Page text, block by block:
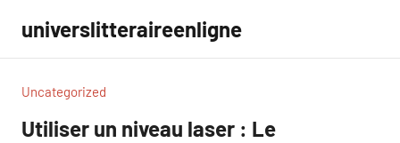
contenu
universlitteraireenligne
Uncategorized
Utiliser un niveau laser : Le